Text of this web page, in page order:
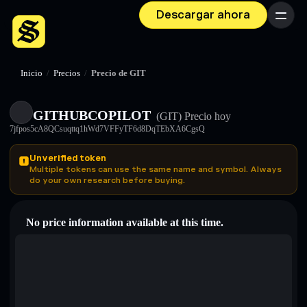
Descargar ahora Menú
Inicio / Precios / Precio de GIT
GITHUBCOPILOT (GIT) Precio hoy
7jfpos5cA8QCsuqttq1hWd7VFFyTF6d8DqTEbXA6CgsQ
Unverified token
Multiple tokens can use the same name and symbol. Always
do your own research before buying.
No price information available at this time.